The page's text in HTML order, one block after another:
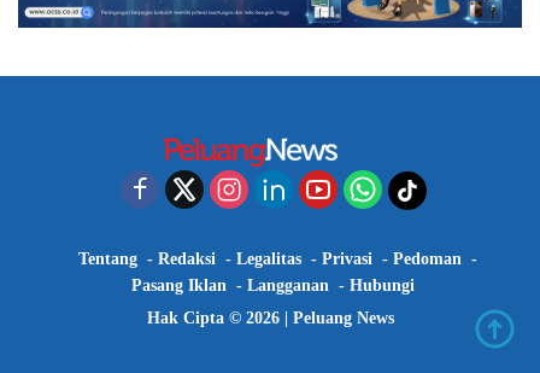
Tentang Redaksi Legalitas Privasi
Pedoman
Pasang Iklan
Langganan
Hubungi
Hak Cipta © 2026 | Peluang News